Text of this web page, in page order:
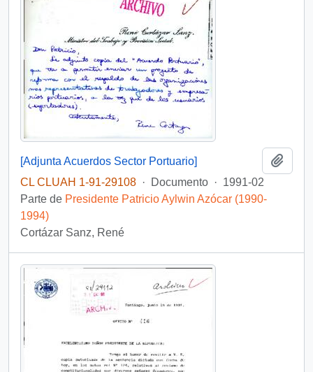
[Adjunta Acuerdos Sector Portuario]
CL CLUAH 1-91-29108 · Documento · 1991-02
Parte de Presidente Patricio Aylwin Azócar (1990-
1994)
Cortázar Sanz, René